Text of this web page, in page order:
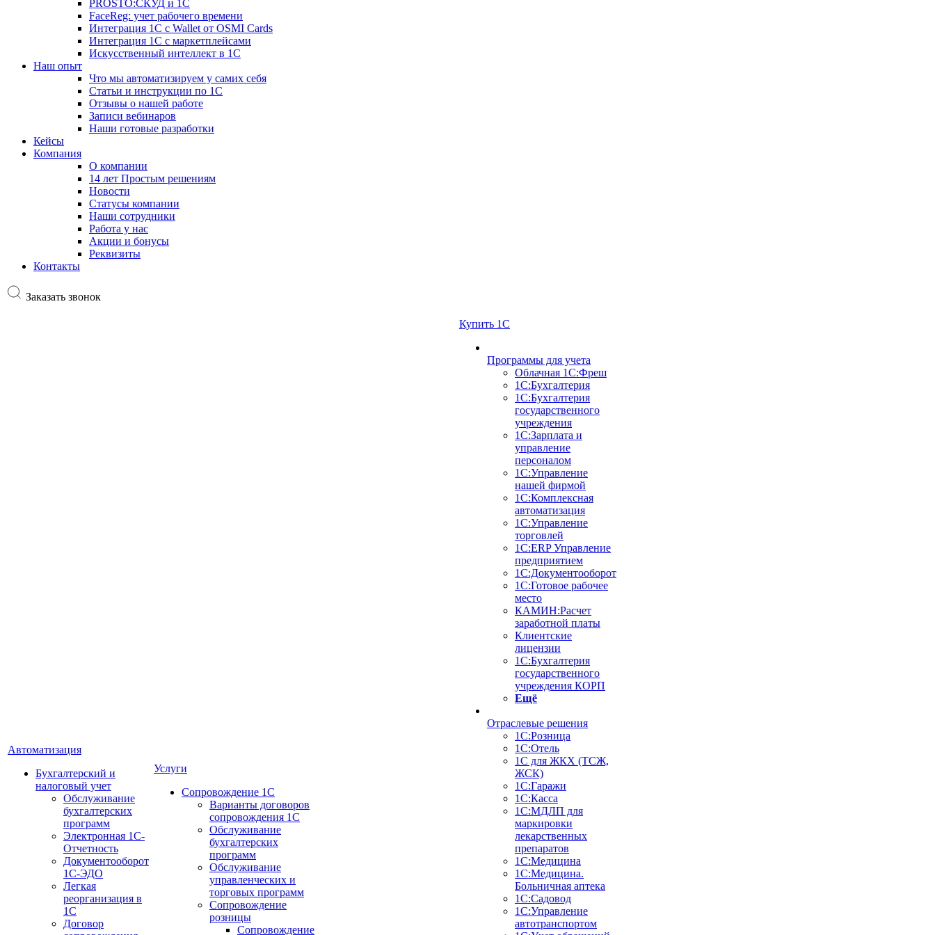
PROSTO:СКУД и 1С
FaceReg: учет рабочего времени
Интеграция 1С с Wallet от OSMI Cards
Интеграция 1С с маркетплейсами
Искусственный интеллект в 1С
Наш опыт
Что мы автоматизируем у самих себя
Статьи и инструкции по 1С
Отзывы о нашей работе
Записи вебинаров
Наши готовые разработки
Кейсы
Компания
О компании
14 лет Простым решениям
Новости
Статусы компании
Наши сотрудники
Работа у нас
Акции и бонусы
Реквизиты
Контакты
Заказать звонок
Автоматизация
Бухгалтерский и
налоговый учет
Обслуживание
бухгалтерских
программ
Электронная 1С-
Отчетность
Документооборот
1С-ЭДО
Легкая
реорганизация в
1С
Договор
Услуги
Сопровождение 1С
Варианты договоров
сопровождения 1С
Обслуживание
бухгалтерских
программ
Обслуживание
управленческих и
торговых программ
Сопровождение
розницы
Сопровождение
Купить 1С
Программы для учета
Облачная 1С:Фреш
1С:Бухгалтерия
1С:Бухгалтерия
государственного
учреждения
1С:Зарплата и
управление
персоналом
1С:Управление
нашей фирмой
1С:Комплексная
автоматизация
1С:Управление
торговлей
1С:ERP Управление
предприятием
1С:Документооборот
1C:Готовое рабочее
место
КАМИН:Расчет
заработной платы
Клиентские
лицензии
1С:Бухгалтерия
государственного
учреждения КОРП
Ещё
Отраслевые решения
1С:Розница
1С:Отель
1С для ЖКХ (ТСЖ,
ЖСК)
1С:Гаражи
1С:Касса
1С:МДЛП для
маркировки
лекарственных
препаратов
1С:Медицина
1С:Медицина.
Больничная аптека
1С:Садовод
1С:Управление
автотранспортом